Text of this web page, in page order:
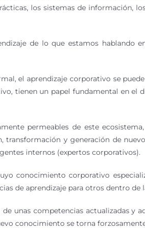
los sistemas de
de lo que estamos hablando
el aprendizaje corporativo se
tienen un papel fundamental en
permeables de este
transformación y generación de
internos (expertos corporativos).
conocimiento corporativo
de aprendizaje para otros dentro de
unas competencias actualizadas
conocimiento se torna